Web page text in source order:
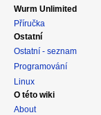
Wurm Unlimited
Příručka
Ostatní
Ostatní - seznam
Programování
Linux
O této wiki
About